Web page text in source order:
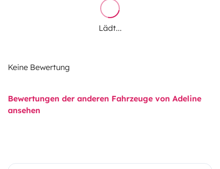
Lädt...
Keine Bewertung
Bewertungen der anderen Fahrzeuge von Adeline
ansehen